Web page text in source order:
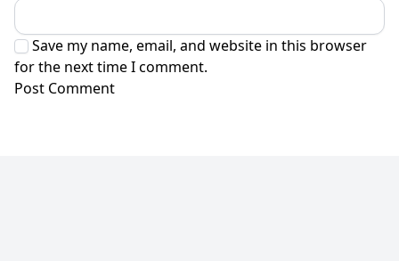
Save my name, email, and website in this browser
for the next time I comment.